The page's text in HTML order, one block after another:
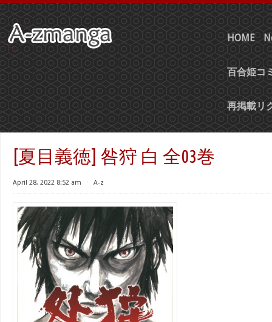
HOME
百合姫コ
再掲載リ
[夏目義徳] 咎狩 白 全03巻
April 28, 2022 8:52 am ⋅ A-z